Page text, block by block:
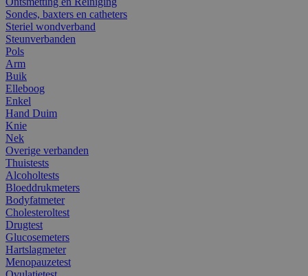
Sondes, baxters en catheters
Steriel wondverband
Steunverbanden
Pols
Arm
Buik
Elleboog
Enkel
Hand Duim
Knie
Nek
Overige verbanden
Thuistests
Alcoholtests
Bloeddrukmeters
Bodyfatmeter
Cholesteroltest
Drugtest
Glucosemeters
Hartslagmeter
Menopauzetest